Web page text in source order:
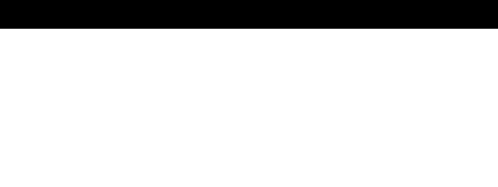
KONTAKT